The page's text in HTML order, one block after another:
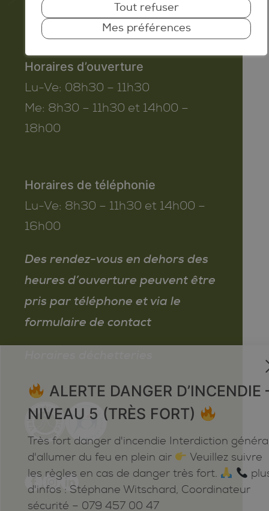
info@conthey.ch
Horaires d’ouverture
Lu-Ve: 08h30 – 11h30
Me: 8h30 – 11h30 et 14h00 –
18h00
Horaires de téléphonie
Lu-Ve: 8h30 – 11h30 et 14h00 –
16h00
Des rendez-vous en dehors des
heures d’ouverture peuvent être
pris par téléphone et via le
formulaire de contact
ALERTE DANGER D’INCENDIE
NIVEAU 5 (TRÈS FORT)
Très fort danger d'incendie Interdiction
d'allumer du feu en plein air
Veuillez suivre
les règles en cas de danger très fort.
d'infos : Stéphane Witschard, Coordinateur
sécurité – 079 457 00 47
Tout refuser
Mes préférences